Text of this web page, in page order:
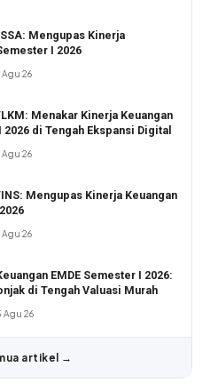
Mengupas Kinerja
I 2026
Agu 26
Menakar Kinerja Keuangan
di Tengah Ekspansi Digital
Agu 26
Mengupas Kinerja Keuangan
Agu 26
EMDE Semester I 2026:
di Tengah Valuasi Murah
Agu 26
artikel →